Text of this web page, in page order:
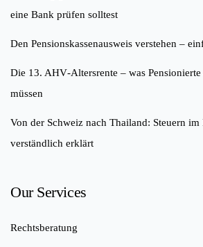
eine Bank prüfen solltest
Den Pensionskassenausweis verstehen –
Die 13. AHV‑Altersrente – was
müssen
Von der Schweiz nach Thailand: Steuern im
verständlich erklärt
Our Services
Rechtsberatung